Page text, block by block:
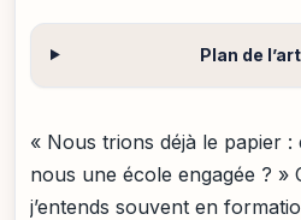
Plan de
« Nous trions déjà le papier :
nous une école engagée ? »
j’entends souvent en